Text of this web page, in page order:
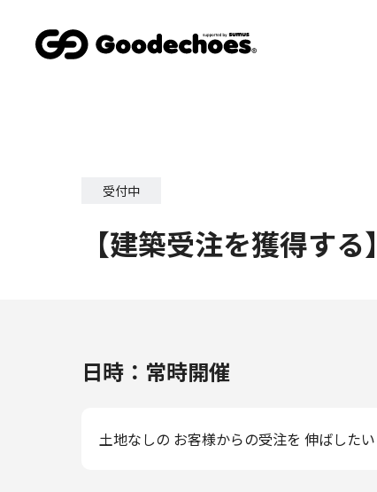
【建築受注を獲得す
受付中
日時： 常時開催
土地なしの お客様からの受注を 伸ばした